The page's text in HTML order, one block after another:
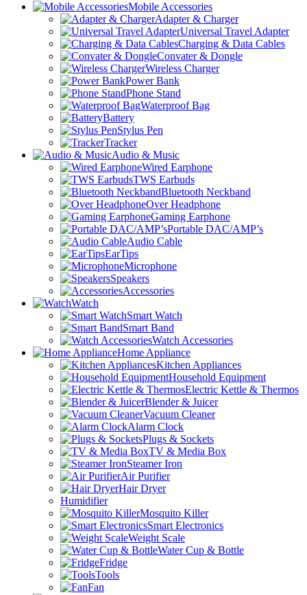
Mobile Accessories
Adapter & Charger
Universal Travel Adapter
Charging & Data Cables
Convater & Dongle
Wireless Charger
Power Bank
Phone Stand
Waterproof Bag
Battery
Stylus Pen
Tracker
Audio & Music
Wired Earphone
TWS Earbuds
Bluetooth Neckband
Over Headphone
Gaming Earphone
Portable DAC/AMP’s
Audio Cable
EarTips
Microphone
Speakers
Accessories
Watch
Smart Watch
Smart Band
Watch Accessories
Home Appliance
Kitchen Appliances
Household Equipment
Electric Kettle & Thermos
Blender & Juicer
Vacuum Cleaner
Alarm Clock
Plugs & Sockets
TV & Media Box
Steamer Iron
Air Purifier
Hair Dryer
Humidifier
Mosquito Killer
Smart Electronics
Weight Scale
Water Cup & Bottle
Fridge
Tools
Fan